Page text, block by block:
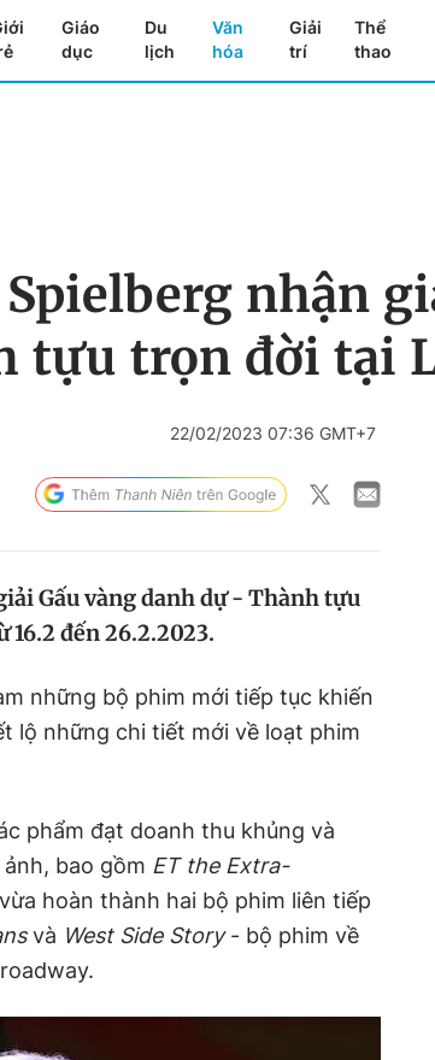
Giáo
dục
Du
lịch
Văn
hóa
Giải
trí
Thể
thao
nhận
tựu trọn đời tại
22/02/2023 07:36 GMT+7
Gấu vàng danh dự - Thành tựu
đến 26.2.2023.
những bộ phim mới tiếp tục khiến
lộ những chi tiết mới về loạt phim
phẩm đạt doanh thu khủng và
bao gồm ET the Extra-
hoàn thành hai bộ phim liên tiếp
và West Side Story- bộ phim về